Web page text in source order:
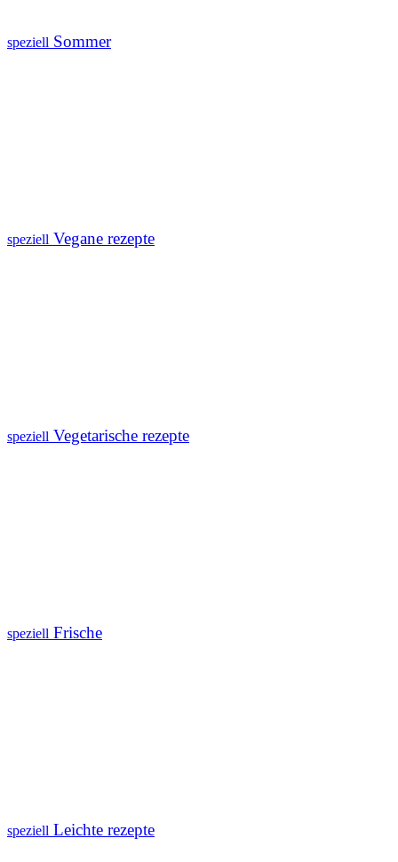
speziell Sommer
speziell Vegane rezepte
speziell Vegetarische rezepte
speziell Frische
speziell Leichte rezepte